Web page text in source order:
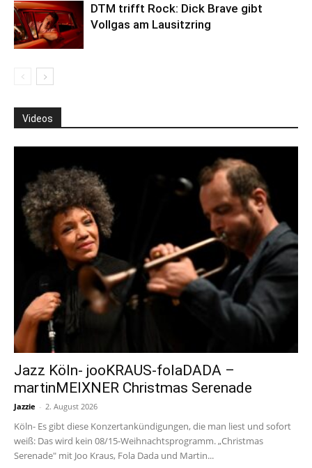
DTM trifft Rock: Dick Brave gibt
Vollgas am Lausitzring
Videos
Jazz Köln- jooKRAUS-folaDADA –
martinMEIXNER Christmas Serenade
Jazzie - 2. August 2026
Köln- Es gibt diese Konzertankündigungen, die man liest und sofort
weiß: Das wird kein 08/15-Weihnachtsprogramm. „Christmas
Serenade" mit Joo Kraus, Fola Dada und Martin...